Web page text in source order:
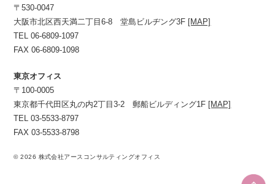
〒530-0047
大阪市北区西天満二丁目6-8 堂島ビルヂング3F [MAP]
TEL 06-6809-1097
FAX 06-6809-1098
東京オフィス
〒100-0005
東京都千代田区丸の内2丁目3-2 郵船ビルディング1F [MAP]
TEL 03-5533-8797
FAX 03-5533-8798
© 2026 株式会社アースコンサルティングオフィス